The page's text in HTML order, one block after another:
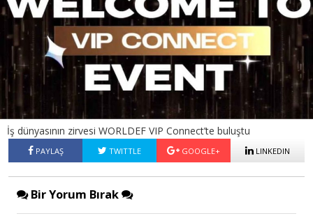
İş dünyasının zirvesi WORLDEF VIP Connect’te buluştu
PAYLAŞ TWITTLE GOOGLE+ LINKEDIN
Bir Yorum Bırak